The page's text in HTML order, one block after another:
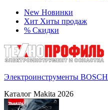
New Новинки
Хит Хиты продаж
% Скидки
Электроинструменты BOSCH
Каталог Makita 2026